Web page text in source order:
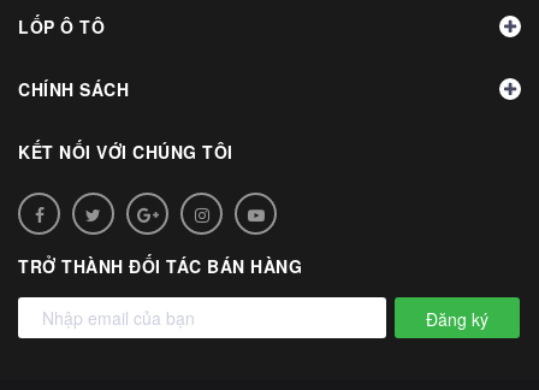
LỐP Ô TÔ
CHÍNH SÁCH
KẾT NỐI VỚI CHÚNG TÔI
TRỞ THÀNH ĐỐI TÁC BÁN HÀNG
Đăng ký